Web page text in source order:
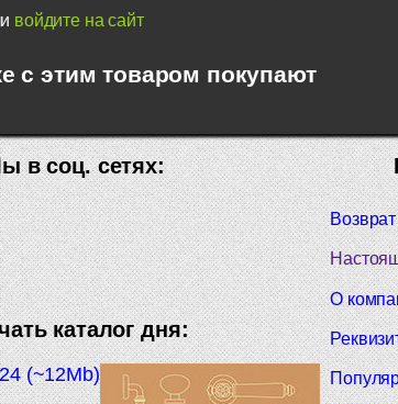
войдите на сайт
с этим товаром покупают
О
в соц. сетях:
каталог дня:
(~12Mb)